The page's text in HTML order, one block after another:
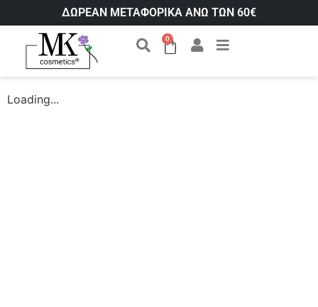
ΔΩΡΕΑΝ ΜΕΤΑΦΟΡΙΚΑ ΑΝΩ ΤΩΝ 60€
0
Loading...